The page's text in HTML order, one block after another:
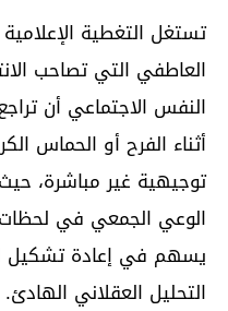
تستغل التغطية
العاطفي التي تصاحب
النفس الاجتماعي أن
أثناء الفرح أو الحماس
توجيهية غير مباشرة،
الوعي الجمعي في لحظات
يسهم في إعادة تشكيل
التحليل العقلاني الهادئ.